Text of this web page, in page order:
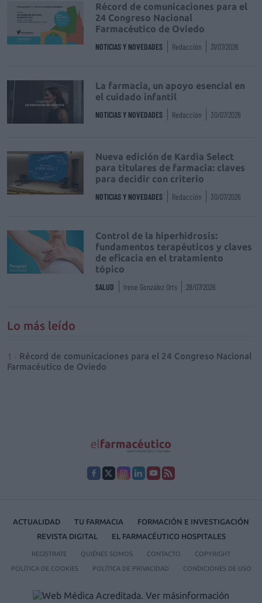
Récord de comunicaciones para el
24 Congreso Nacional
Farmacéutico de Oviedo
NOTICIAS Y NOVEDADES Redacción 31/07/2026
La farmacia, un apoyo esencial en
el cuidado infantil
NOTICIAS Y NOVEDADES Redacción 30/07/2026
Nueva edición de Kardia Select
para titulares de farmacia: claves
para decidir con criterio
NOTICIAS Y NOVEDADES Redacción 30/07/2026
Control de la hiperhidrosis:
fundamentos terapéuticos y claves
de eficacia en el tratamiento
tópico
SALUD Irene González Orts 28/07/2026
Lo más leído
Récord de comunicaciones para el 24 Congreso Nacional
Farmacéutico de Oviedo
ACTUALIDAD TU FARMACIA
FORMACIÓN E INVESTIGACIÓN
REVISTA DIGITAL
EL FARMACÉUTICO HOSPITALES
REGÍSTRATE QUIÉNES SOMOS CONTACTO COPYRIGHT
POLÍTICA DE COOKIES POLÍTICA DE PRIVACIDAD CONDICIONES DE USO